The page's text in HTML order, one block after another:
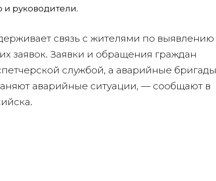
руководители.
связь с жителями по выявлению
заявок. Заявки и обращения граждан
службой, а аварийные бригады
аварийные ситуации, — сообщают в